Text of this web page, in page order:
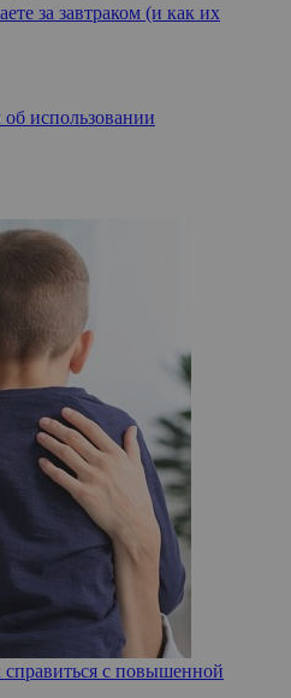
за завтраком (и как их
использовании
с повышенной